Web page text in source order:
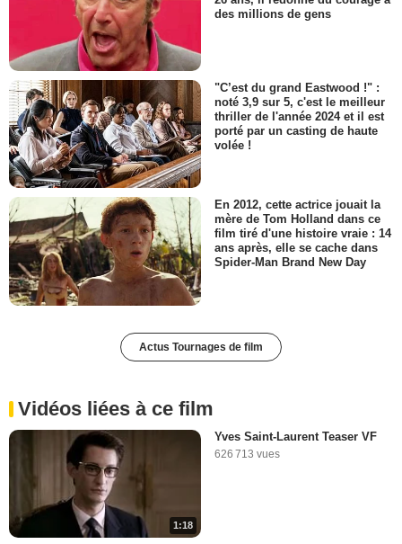
des millions de gens
"C’est du grand Eastwood !" :
noté 3,9 sur 5, c'est le meilleur
thriller de l'année 2024 et il est
porté par un casting de haute
volée !
En 2012, cette actrice jouait la
mère de Tom Holland dans ce
film tiré d'une histoire vraie : 14
ans après, elle se cache dans
Spider-Man Brand New Day
Actus Tournages de film
Vidéos liées à ce film
1:18
Yves Saint-Laurent Teaser VF
626 713 vues